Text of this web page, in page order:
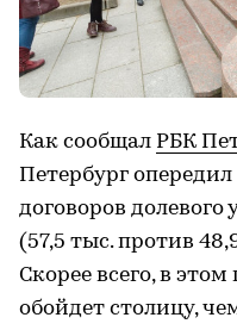
Как сообщал РБК
Петербург
договоров долевого
(57,5 тыс. против
Скорее всего, в
обойдет столицу,